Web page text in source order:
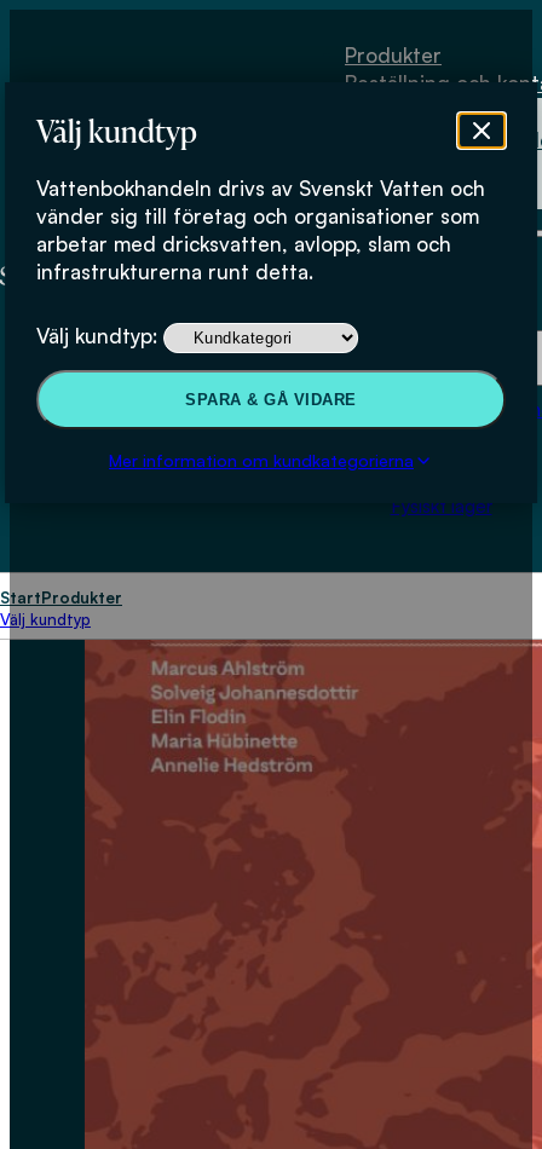
Välj kundtyp
Vattenbokhandeln drivs av Svenskt Vatten och
vänder sig till företag och organisationer som
arbetar med dricksvatten, avlopp, slam och
infrastrukturerna runt detta.
Välj kundtyp:
SPARA & GÅ VIDARE
Mer information om kundkategorierna
Produkter
Beställning och
Fysiskt lager
Beställning och kontakt
Om
Köpvillkor
Fysiskt lager
StartProdukter
Välj kundtyp